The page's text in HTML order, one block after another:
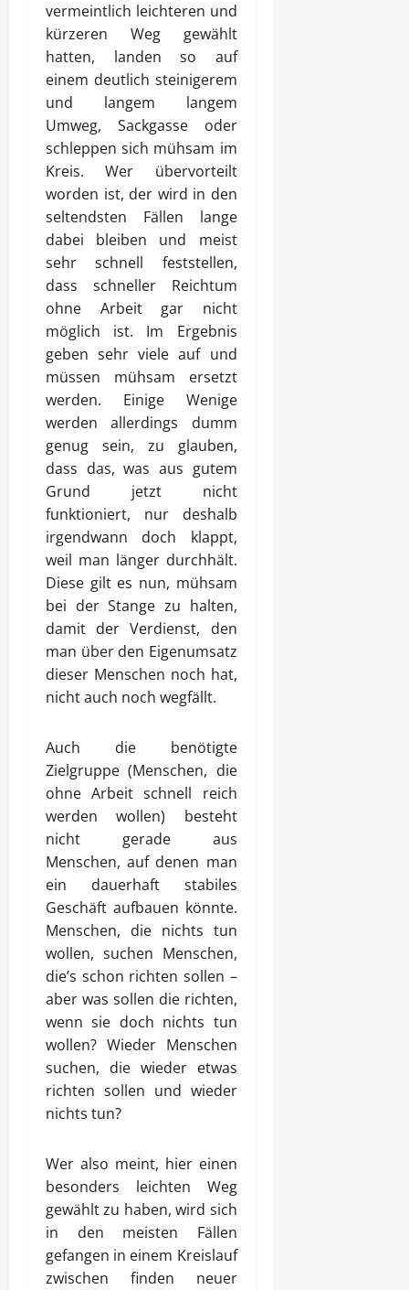
vermeintlich leichteren und
kürzeren Weg gewählt
hatten, landen so auf
einem deutlich steinigerem
und langem langem
Umweg, Sackgasse oder
schleppen sich mühsam im
Kreis. Wer übervorteilt
worden ist, der wird in den
seltendsten Fällen lange
dabei bleiben und meist
sehr schnell feststellen,
dass schneller Reichtum
ohne Arbeit gar nicht
möglich ist. Im Ergebnis
geben sehr viele auf und
müssen mühsam ersetzt
werden. Einige Wenige
werden allerdings dumm
genug sein, zu glauben,
dass das, was aus gutem
Grund jetzt nicht
funktioniert, nur deshalb
irgendwann doch klappt,
weil man länger durchhält.
Diese gilt es nun, mühsam
bei der Stange zu halten,
damit der Verdienst, den
man über den Eigenumsatz
dieser Menschen noch hat,
nicht auch noch wegfällt.
Auch die benötigte
Zielgruppe (Menschen, die
ohne Arbeit schnell reich
werden wollen) besteht
nicht gerade aus
Menschen, auf denen man
ein dauerhaft stabiles
Geschäft aufbauen könnte.
Menschen, die nichts tun
wollen, suchen Menschen,
die’s schon richten sollen –
aber was sollen die richten,
wenn sie doch nichts tun
wollen? Wieder Menschen
suchen, die wieder etwas
richten sollen und wieder
nichts tun?
Wer also meint, hier einen
besonders leichten Weg
gewählt zu haben, wird sich
in den meisten Fällen
gefangen in einem Kreislauf
zwischen finden neuer